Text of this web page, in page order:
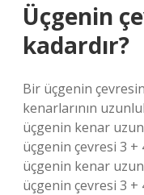
Üçgenin
kadardır?
Bir üçgenin
kenarlarının
üçgenin kenar
üçgenin çevresi 3 +
üçgenin kenar
üçgenin çevresi 3 +